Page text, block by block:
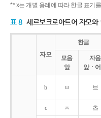
** x는 개별 용례에 따라 한글 표기
표 8 세르보크로아트어 자모와
자모
한글
모음
앞
자음
앞ㆍ
b ㅂ 브
c ㅊ 츠